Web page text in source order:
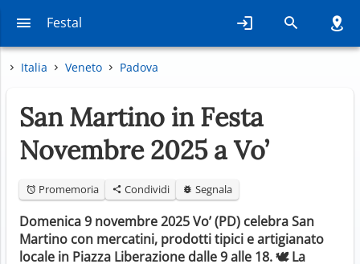
Festal
Italia Veneto Padova
San Martino in Festa
Novembre 2025 a Vo’
Promemoria Condividi Segnala
Domenica 9 novembre 2025 Vo’ (PD) celebra San
Martino con mercatini, prodotti tipici e artigianato
locale in Piazza Liberazione dalle 9 alle 18. 🕊️ La